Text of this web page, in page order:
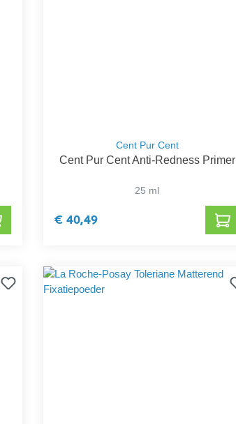
Cent Pur Cent
Cent Pur Cent Anti-Redness Primer
25 ml
€ 40,49